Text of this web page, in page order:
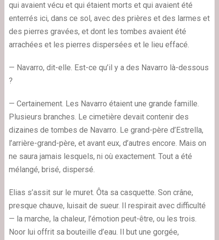
qui avaient vécu et qui étaient morts et qui avaient été
enterrés ici, dans ce sol, avec des prières et des larmes et
des pierres gravées, et dont les tombes avaient été
arrachées et les pierres dispersées et le lieu effacé.
— Navarro, dit-elle. Est-ce qu’il y a des Navarro là-dessous
?
— Certainement. Les Navarro étaient une grande famille.
Plusieurs branches. Le cimetière devait contenir des
dizaines de tombes de Navarro. Le grand-père d’Estrella,
l’arrière-grand-père, et avant eux, d’autres encore. Mais on
ne saura jamais lesquels, ni où exactement. Tout a été
mélangé, brisé, dispersé.
Elias s’assit sur le muret. Ôta sa casquette. Son crâne,
presque chauve, luisait de sueur. Il respirait avec difficulté
— la marche, la chaleur, l’émotion peut-être, ou les trois.
Noor lui offrit sa bouteille d’eau. Il but une gorgée,